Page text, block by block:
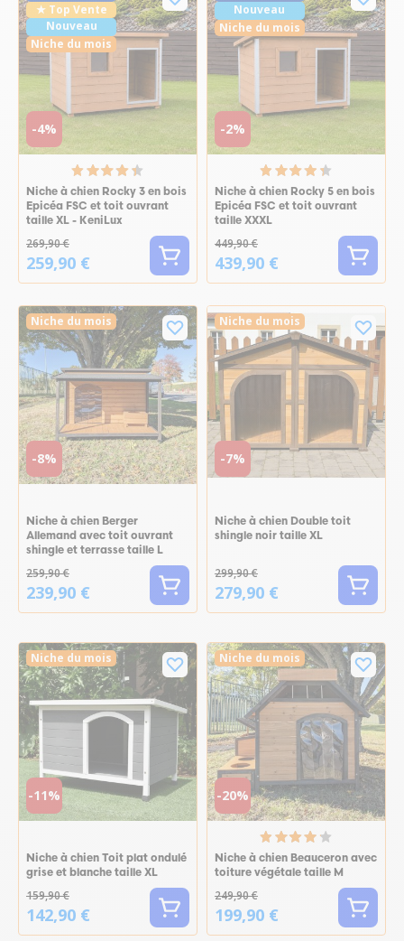
★ Top Vente
Nouveau
Niche du mois
-4%
Niche à chien Rocky 3 en bois
Epicéa FSC et toit ouvrant
taille XL - KeniLux
269,90 €
259,90 €
Nouveau
Niche du mois
-2%
Niche à chien Rocky 5 en bois
Epicéa FSC et toit ouvrant
taille XXXL
449,90 €
439,90 €
-8%
Niche du mois
Niche à chien Berger
Allemand avec toit ouvrant
shingle et terrasse taille L
259,90 €
239,90 €
-7%
Niche du mois
Niche à chien Double toit
shingle noir taille XL
299,90 €
279,90 €
-11%
Niche du mois
Niche à chien Toit plat ondulé
grise et blanche taille XL
159,90 €
142,90 €
-20%
Niche du mois
Niche à chien Beauceron avec
toiture végétale taille M
249,90 €
199,90 €